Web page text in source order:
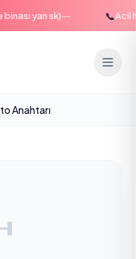
yan sk)— Acil
Anahtarı